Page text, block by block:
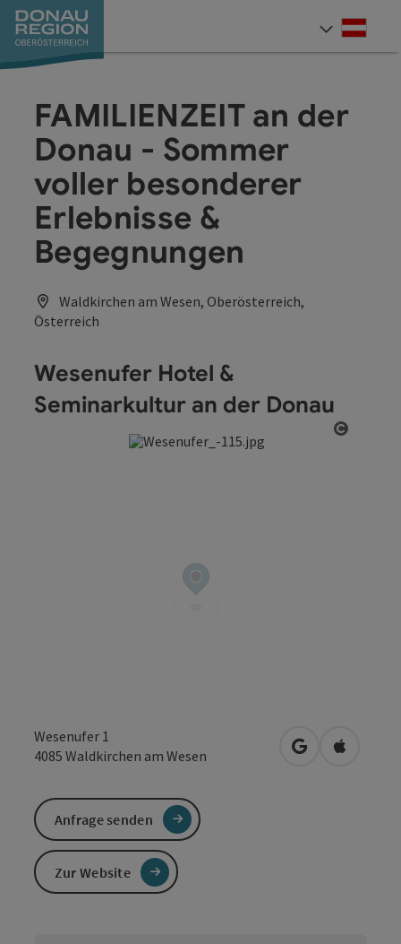
Zum Inhalt
Zur Navigation
Zum Seitenanfang
Zur Kontaktseite
Zum Impressum
Zur Startseite
FAMILIENZEIT an der
Donau - Sommer
voller besonderer
Erlebnisse &
Begegnungen
Waldkirchen am Wesen, Oberösterreich,
Österreich
Wesenufer Hotel &
Seminarkultur an der Donau
Wesenufer 1
4085 Waldkirchen am Wesen in Googlein Apple
Anfrage senden
Zur Website